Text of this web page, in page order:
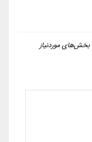
بخش‌های موردنیاز